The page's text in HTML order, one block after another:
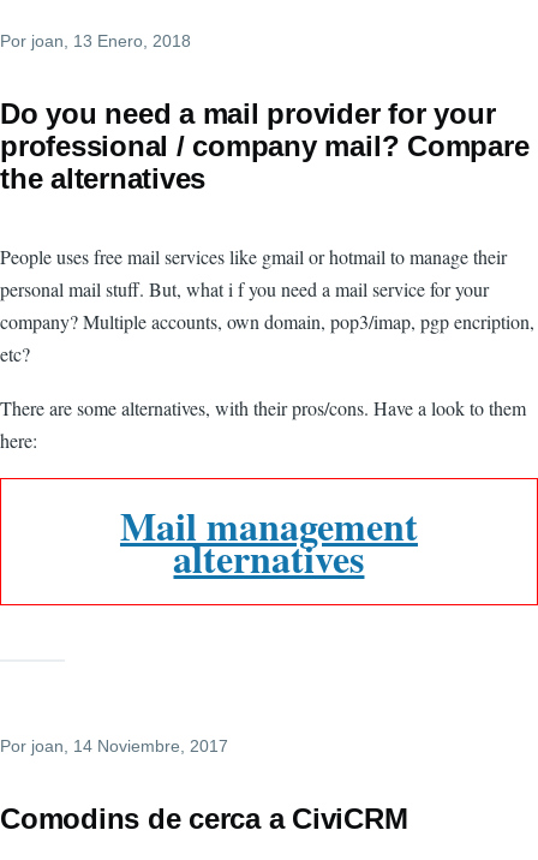
Por joan, 13 Enero, 2018
Do you need a mail provider for your
professional / company mail? Compare
the alternatives
People uses free mail services like gmail or hotmail to manage their
personal mail stuff. But, what i f you need a mail service for your
company? Multiple accounts, own domain, pop3/imap, pgp encription,
etc?
There are some alternatives, with their pros/cons. Have a look to them
here:
Mail management
alternatives
Por joan, 14 Noviembre, 2017
Comodins de cerca a CiviCRM